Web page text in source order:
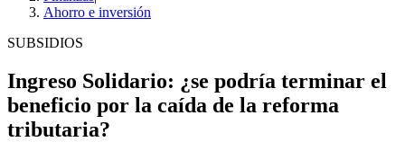
Ahorro e inversión
SUBSIDIOS
Ingreso Solidario: ¿se podría terminar el
beneficio por la caída de la reforma
tributaria?